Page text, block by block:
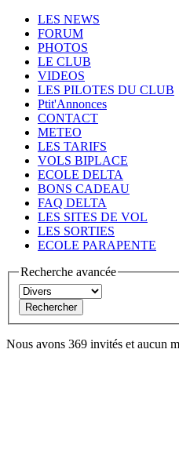
LES NEWS
FORUM
PHOTOS
LE CLUB
VIDEOS
LES PILOTES DU CLUB
Ptit'Annonces
CONTACT
METEO
LES TARIFS
VOLS BIPLACE
ECOLE DELTA
BONS CADEAU
FAQ DELTA
LES SITES DE VOL
LES SORTIES
ECOLE PARAPENTE
Recherche avancée
Nous avons 369 invités et aucun